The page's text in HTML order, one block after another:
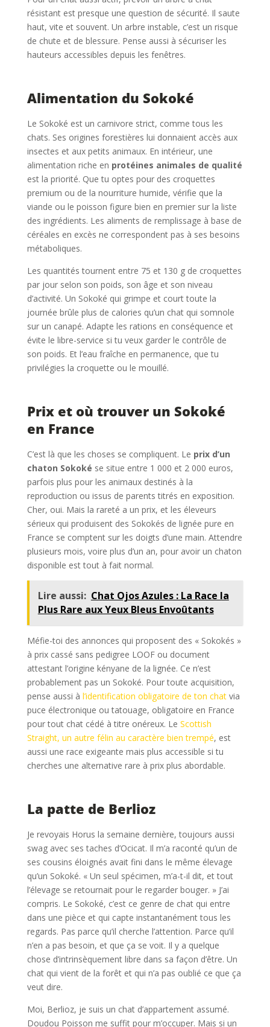
résistant est presque une question de sécurité. Il saute
haut, vite et souvent. Un arbre instable, c’est un risque
de chute et de blessure. Pense aussi à sécuriser les
hauteurs accessibles depuis les fenêtres.
Alimentation du Sokoké
Le Sokoké est un carnivore strict, comme tous les
chats. Ses origines forestières lui donnaient accès aux
insectes et aux petits animaux. En intérieur, une
alimentation riche en protéines animales de qualité
est la priorité. Que tu optes pour des croquettes
premium ou de la nourriture humide, vérifie que la
viande ou le poisson figure bien en premier sur la liste
des ingrédients. Les aliments de remplissage à base de
céréales en excès ne correspondent pas à ses besoins
métaboliques.
Les quantités tournent entre 75 et 130 g de croquettes
par jour selon son poids, son âge et son niveau
d’activité. Un Sokoké qui grimpe et court toute la
journée brûle plus de calories qu’un chat qui somnole
sur un canapé. Adapte les rations en conséquence et
évite le libre-service si tu veux garder le contrôle de
son poids. Et l’eau fraîche en permanence, que tu
privilégies la croquette ou le mouillé.
Prix et où trouver un Sokoké
en France
C’est là que les choses se compliquent. Le prix d’un
chaton Sokoké se situe entre 1 000 et 2 000 euros,
parfois plus pour les animaux destinés à la
reproduction ou issus de parents titrés en exposition.
Cher, oui. Mais la rareté a un prix, et les éleveurs
sérieux qui produisent des Sokokés de lignée pure en
France se comptent sur les doigts d’une main. Attendre
plusieurs mois, voire plus d’un an, pour avoir un chaton
disponible est tout à fait normal.
Lire aussi: Chat Ojos Azules : La Race la
Plus Rare aux Yeux Bleus Envoûtants
Méfie-toi des annonces qui proposent des « Sokokés »
à prix cassé sans pedigree LOOF ou document
attestant l’origine kényane de la lignée. Ce n’est
probablement pas un Sokoké. Pour toute acquisition,
pense aussi à l’identification obligatoire de ton chatvia
puce électronique ou tatouage, obligatoire en France
pour tout chat cédé à titre onéreux. Le Scottish
Straight, un autre félin au caractère bien trempé, est
aussi une race exigeante mais plus accessible si tu
cherches une alternative rare à prix plus abordable.
La patte de Berlioz
Je revoyais Horus la semaine dernière, toujours aussi
swag avec ses taches d’Ocicat. Il m’a raconté qu’un de
ses cousins éloignés avait fini dans le même élevage
qu’un Sokoké. « Un seul spécimen, m’a-t-il dit, et tout
l’élevage se retournait pour le regarder bouger. » J’ai
compris. Le Sokoké, c’est ce genre de chat qui entre
dans une pièce et qui capte instantanément tous les
regards. Pas parce qu’il cherche l’attention. Parce qu’il
n’en a pas besoin, et que ça se voit. Il y a quelque
chose d’intrinsèquement libre dans sa façon d’être. Un
chat qui vient de la forêt et qui n’a pas oublié ce que ça
veut dire.
Moi, Berlioz, je suis un chat d’appartement assumé.
Doudou Poisson me suffit pour m’occuper. Mais si un